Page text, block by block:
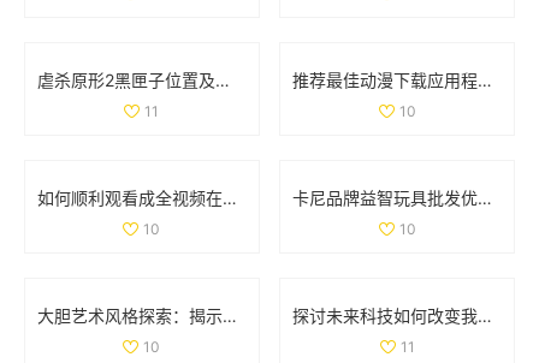
虐杀原形2黑匣子位置及坐标详细解析与分布图分享
11
推荐最佳动漫下载应用程序，尽享精彩动漫世界
10
如何顺利观看成全视频在线播放的详细教程与指南
10
卡尼品牌益智玩具批发优惠信息及产地供应解析
10
大胆艺术风格探索：揭示创意与表达的无限可能
10
探讨未来科技如何改变我们的生活方式与思维方式
11